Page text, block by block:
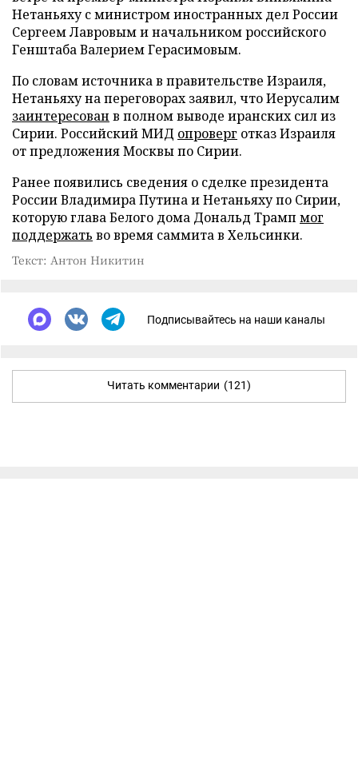
Нетаньяху с министром иностранных дел России
Сергеем Лавровым и начальником российского
Генштаба Валерием Герасимовым.
По словам источника в правительстве Израиля,
Нетаньяху на переговорах заявил, что Иерусалим
заинтересован в полном выводе иранских сил из
Сирии. Российский МИД опроверг отказ Израиля
от предложения Москвы по Сирии.
Ранее появились сведения о сделке президента
России Владимира Путина и Нетаньяху по Сирии,
которую глава Белого дома Дональд Трамп мог
поддержать во время саммита в Хельсинки.
Текст: Антон Никитин
Подписывайтесь на наши каналы
Читать комментарии (121)